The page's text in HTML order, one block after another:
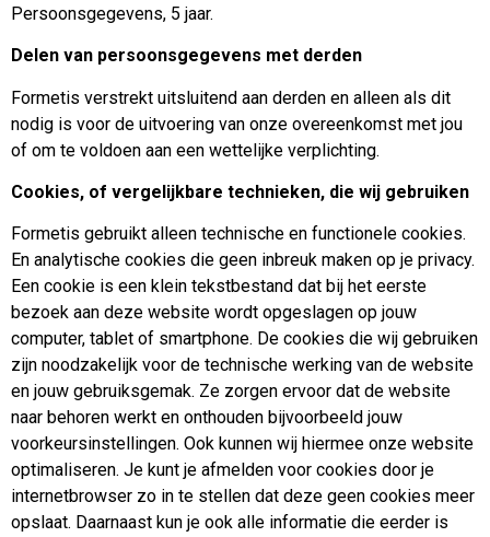
Persoonsgegevens, 5 jaar.
Delen van persoonsgegevens met derden
Formetis verstrekt uitsluitend aan derden en alleen als dit
nodig is voor de uitvoering van onze overeenkomst met jou
of om te voldoen aan een wettelijke verplichting.
Cookies, of vergelijkbare technieken, die wij gebruiken
Formetis gebruikt alleen technische en functionele cookies.
En analytische cookies die geen inbreuk maken op je privacy.
Een cookie is een klein tekstbestand dat bij het eerste
bezoek aan deze website wordt opgeslagen op jouw
computer, tablet of smartphone. De cookies die wij gebruiken
zijn noodzakelijk voor de technische werking van de website
en jouw gebruiksgemak. Ze zorgen ervoor dat de website
naar behoren werkt en onthouden bijvoorbeeld jouw
voorkeursinstellingen. Ook kunnen wij hiermee onze website
optimaliseren. Je kunt je afmelden voor cookies door je
internetbrowser zo in te stellen dat deze geen cookies meer
opslaat. Daarnaast kun je ook alle informatie die eerder is